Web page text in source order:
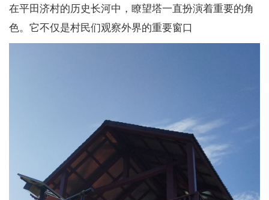
在平田济村的历史长河中，瞭望塔一直扮演着重要的角
色。它不仅是村民们观察外界的重要窗口